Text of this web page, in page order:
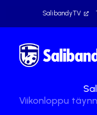
SalibandyTV
Viikonloppu